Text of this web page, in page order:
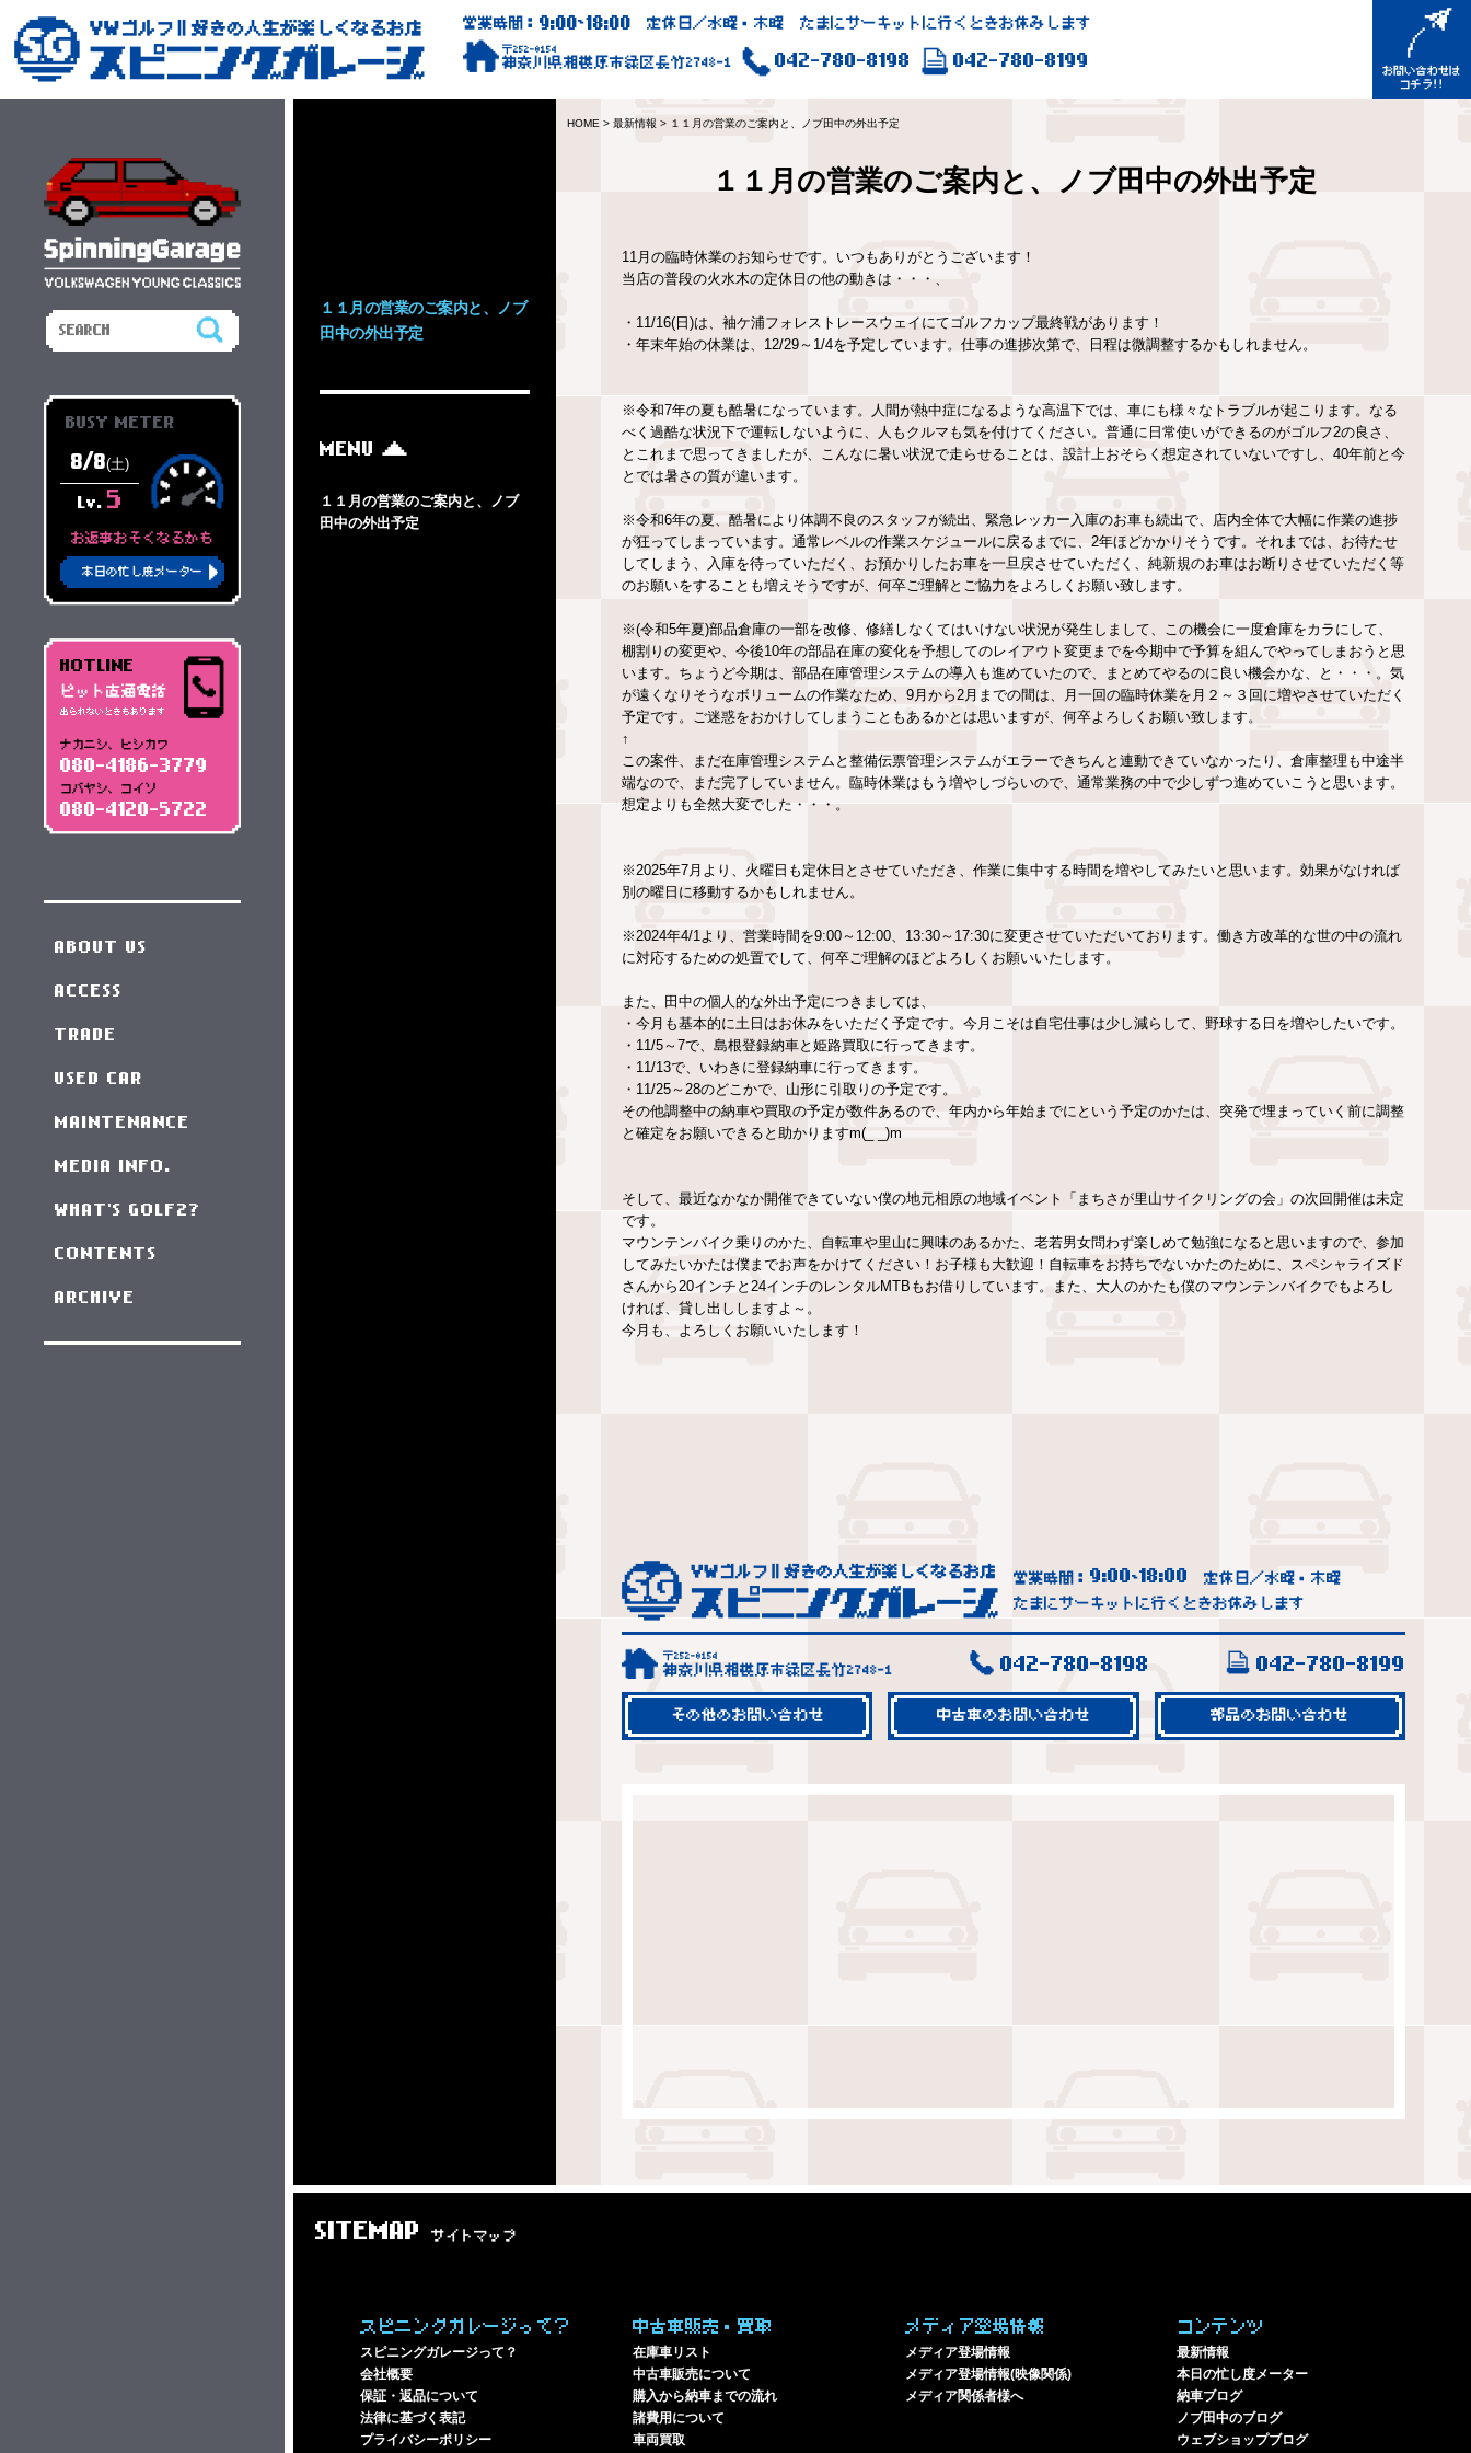
営業時間：9:00~18:00 定休日／水曜・木曜 たまにサーキットに行くときお休みします
〒252-0154
神奈川県相模原市緑区長竹2748-1 042-780-8198 042-780-8199
１１月の営業のご案内と、ノブ
田中の外出予定
MENU
１１月の営業のご案内と、ノブ
田中の外出予定
HOME > 最新情報 > １１月の営業のご案内と、ノブ田中の外出予定
１１月の営業のご案内と、ノブ田中の外出予定
11月の臨時休業のお知らせです。いつもありがとうございます！
当店の普段の火水木の定休日の他の動きは・・・、
・11/16(日)は、袖ケ浦フォレストレースウェイにてゴルフカップ最終戦があります！
・年末年始の休業は、12/29～1/4を予定しています。仕事の進捗次第で、日程は微調整するかもしれません。
※令和7年の夏も酷暑になっています。人間が熱中症になるような高温下では、車にも様々なトラブルが起こります。なる
べく過酷な状況下で運転しないように、人もクルマも気を付けてください。普通に日常使いができるのがゴルフ2の良さ、
とこれまで思ってきましたが、こんなに暑い状況で走らせることは、設計上おそらく想定されていないですし、40年前と今
とでは暑さの質が違います。
※令和6年の夏、酷暑により体調不良のスタッフが続出、緊急レッカー入庫のお車も続出で、店内全体で大幅に作業の進捗
が狂ってしまっています。通常レベルの作業スケジュールに戻るまでに、2年ほどかかりそうです。それまでは、お待たせ
してしまう、入庫を待っていただく、お預かりしたお車を一旦戻させていただく、純新規のお車はお断りさせていただく等
のお願いをすることも増えそうですが、何卒ご理解とご協力をよろしくお願い致します。
※(令和5年夏)部品倉庫の一部を改修、修繕しなくてはいけない状況が発生しまして、この機会に一度倉庫をカラにして、
棚割りの変更や、今後10年の部品在庫の変化を予想してのレイアウト変更までを今期中で予算を組んでやってしまおうと思
います。ちょうど今期は、部品在庫管理システムの導入も進めていたので、まとめてやるのに良い機会かな、と・・・。気
が遠くなりそうなボリュームの作業なため、9月から2月までの間は、月一回の臨時休業を月２～３回に増やさせていただく
予定です。ご迷惑をおかけしてしまうこともあるかとは思いますが、何卒よろしくお願い致します。
↑
この案件、まだ在庫管理システムと整備伝票管理システムがエラーできちんと連動できていなかったり、倉庫整理も中途半
端なので、まだ完了していません。臨時休業はもう増やしづらいので、通常業務の中で少しずつ進めていこうと思います。
想定よりも全然大変でした・・・。
※2025年7月より、火曜日も定休日とさせていただき、作業に集中する時間を増やしてみたいと思います。効果がなければ
別の曜日に移動するかもしれません。
※2024年4/1より、営業時間を9:00～12:00、13:30～17:30に変更させていただいております。働き方改革的な世の中の流れ
に対応するための処置でして、何卒ご理解のほどよろしくお願いいたします。
また、田中の個人的な外出予定につきましては、
・今月も基本的に土日はお休みをいただく予定です。今月こそは自宅仕事は少し減らして、野球する日を増やしたいです。
・11/5～7で、島根登録納車と姫路買取に行ってきます。
・11/13で、いわきに登録納車に行ってきます。
・11/25～28のどこかで、山形に引取りの予定です。
その他調整中の納車や買取の予定が数件あるので、年内から年始までにという予定のかたは、突発で埋まっていく前に調整
と確定をお願いできると助かりますm(_ _)m
そして、最近なかなか開催できていない僕の地元相原の地域イベント「まちさが里山サイクリングの会」の次回開催は未定
です。
マウンテンバイク乗りのかた、自転車や里山に興味のあるかた、老若男女問わず楽しめて勉強になると思いますので、参加
してみたいかたは僕までお声をかけてください！お子様も大歓迎！自転車をお持ちでないかたのために、スペシャライズド
さんから20インチと24インチのレンタルMTBもお借りしています。また、大人のかたも僕のマウンテンバイクでもよろし
ければ、貸し出ししますよ～。
今月も、よろしくお願いいたします！
営業時間： 9:00~18:00
定休日／水曜・木曜
たまにサーキットに行くときお休みします
〒252-0154
神奈川県相模原市緑区長竹2748-1 042-780-8198 042-780-8199
その他のお問い合わせ 中古車のお問い合わせ 部品のお問い合わせ
SITEMAP サイトマップ
スピニングガレージって？
スピニングガレージって？
会社概要
保証・返品について
法律に基づく表記
プライバシーポリシー
中古車販売・買取
在庫車リスト
中古車販売について
購入から納車までの流れ
諸費用について
車両買取
メディア登場情報
メディア登場情報
メディア登場情報(映像関係)
メディア関係者様へ
コンテンツ
最新情報
本日の忙し度メーター
納車ブログ
ノブ田中のブログ
ウェブショップブログ
BUSY METER
8/8(土)
Lv. 5
お返事おそくなるかも
本日の忙し度メーター
HOTLINE
ピット直通電話
出られないときもあります
ナカニシ、ヒシカワ
080-4186-3779
コバヤシ、コイソ
080-4120-5722
ABOUT US
ACCESS
TRADE
USED CAR
MAINTENANCE
MEDIA INFO.
WHAT'S GOLF2?
CONTENTS
ARCHIVE